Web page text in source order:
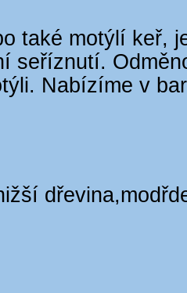
také motýlí keř,
seříznutí.
Nabízíme v